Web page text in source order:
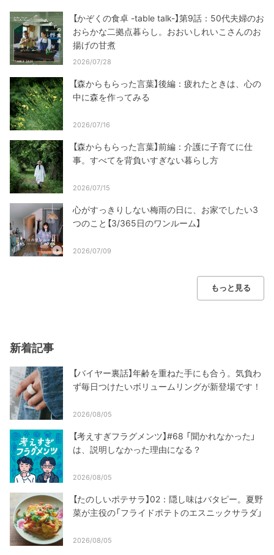
【かぞくの食卓 -table talk-】第9話：50代夫婦のお
おらかな二拠点暮らし。おおいしれいこさんのお
揚げの甘煮
2026/07/28
【森からもらった言葉】後編：疲れたときは、心の
中に森を作ってみる
2026/07/16
【森からもらった言葉】前編：介護に子育てに仕
事。すべてを背負いすぎない暮らし方
2026/07/15
心がすっきりしない梅雨の日に、お家でしたい3
つのこと【3/365日のワンルーム】
2026/07/09
もっと見る
新着記事
【バイヤー裏話】年齢を重ねた手にも合う。気負わ
ず毎日つけたいボリュームリングが新登場です！
2026/08/05
【考えすぎフラグメンツ】#68 「聞かれなかった」
は、説明しなかった理由になる？
2026/08/05
【たのしいポテサラ】02：隠し味はバタピー。夏野
菜が主役の「フライドポテトのエスニックサラダ」
2026/08/05